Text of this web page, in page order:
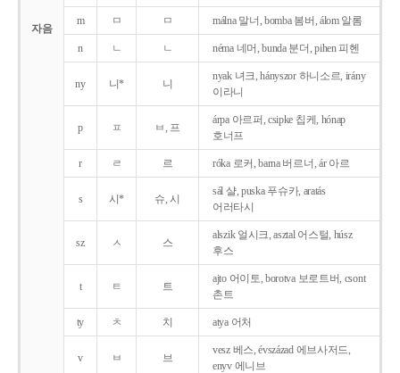
자음
m ㅁ ㅁ málna 말너, bomba 봄버, álom 알롬
n ㄴ ㄴ néma 네머, bunda 분더, pihen 피헨
ny 니* 니
nyak 녀크, hányszor 하니소르, irány
이라니
p ㅍ ㅂ, 프
árpa 아르퍼, csipke 칩케, hónap
호너프
r ㄹ 르 róka 로커, barna 버르너, ár 아르
s 시* 슈, 시
sál 샬, puska 푸슈카, aratás
어러타시
sz ㅅ 스
alszik 얼시크, asztal 어스털, húsz
후스
t ㅌ 트
ajto 어이토, borotva 보로트버, csont
촌트
ty ㅊ 치 atya 어처
v ㅂ 브
vesz 베스, évszázad 에브사저드,
enyv 에니브